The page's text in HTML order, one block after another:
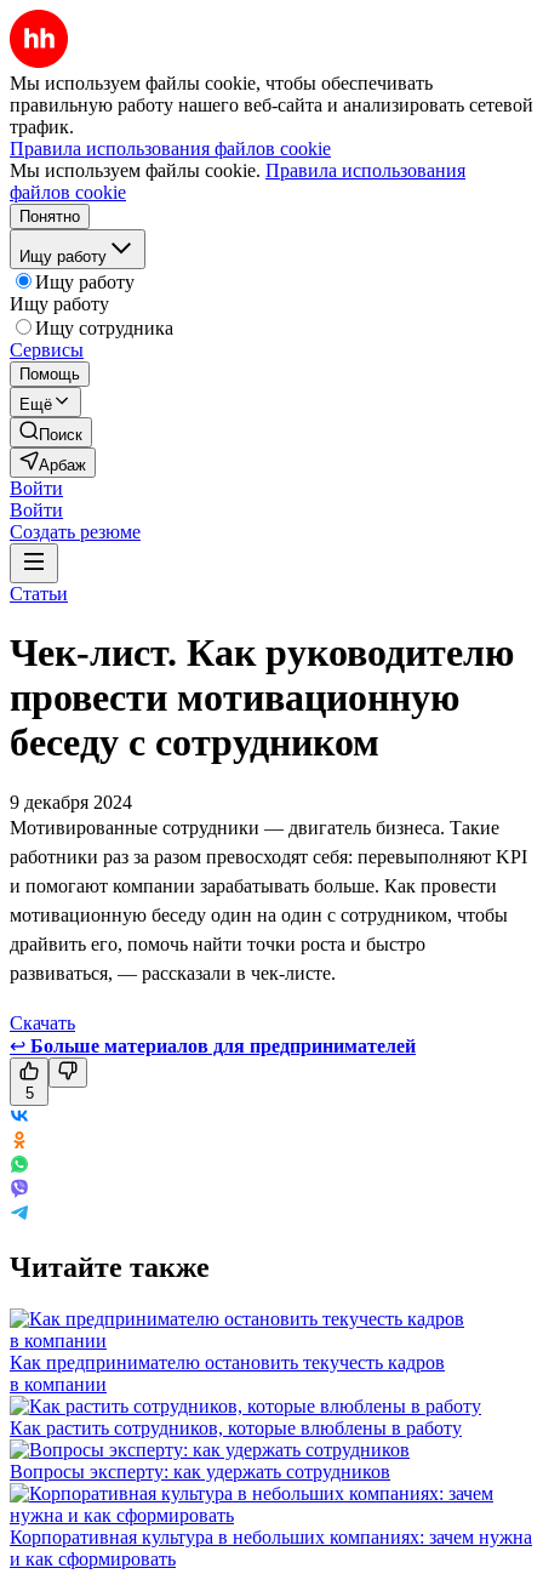
Мы используем файлы cookie, чтобы обеспечивать
правильную работу нашего веб-сайта и анализировать сетевой
трафик.
Правила использования файлов cookie
Мы используем файлы cookie. Правила использования
файлов cookie
Понятно
Ищу работу
Ищу работу
Ищу работу
Ищу сотрудника
Сервисы
Помощь
Ещё
Поиск
Арбаж
Войти
Войти
Создать резюме
Статьи
Чек-лист. Как руководителю
провести мотивационную
беседу с сотрудником
9 декабря 2024
Мотивированные сотрудники — двигатель бизнеса. Такие
работники раз за разом превосходят себя: перевыполняют KPI
и помогают компании зарабатывать больше. Как провести
мотивационную беседу один на один с сотрудником, чтобы
драйвить его, помочь найти точки роста и быстро
развиваться, — рассказали в чек-листе.
Скачать
↩ Больше материалов для предпринимателей
5
Читайте также
Как предпринимателю остановить текучесть кадров
в компании
Как растить сотрудников, которые влюблены в работу
Вопросы эксперту: как удержать сотрудников
Корпоративная культура в небольших компаниях: зачем нужна
и как сформировать